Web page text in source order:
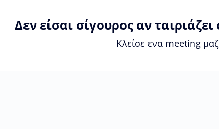
Δεν είσαι σίγουρος αν
Κλείσε ενα meeting